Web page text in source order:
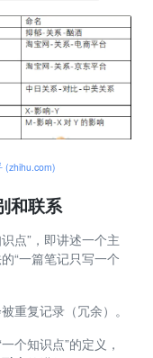
和联系
点”，即讲述一个主
“一篇笔记只写一个
重复记录（冗余）。
个知识点”的定义，